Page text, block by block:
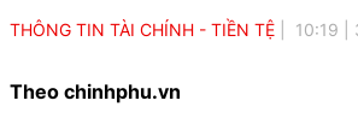
THÔNG TIN TÀI CHÍNH - TIỀN TỆ 10:19
Theo chinhphu.vn